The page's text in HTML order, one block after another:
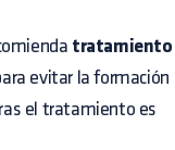
tratamiento
evitar la formación
el tratamiento es